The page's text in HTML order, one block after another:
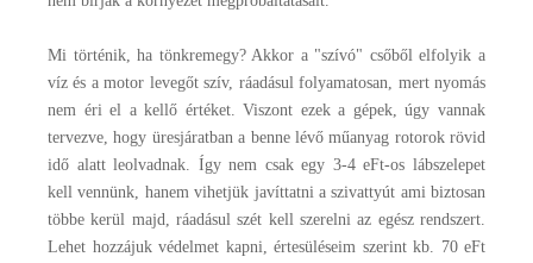
Mi történik, ha tönkremegy? Akkor a "szívó" csőből elfolyik a
víz és a motor levegőt szív, ráadásul folyamatosan, mert nyomás
nem éri el a kellő értéket. Viszont ezek a gépek, úgy vannak
tervezve, hogy üresjáratban a benne lévő műanyag rotorok rövid
idő alatt leolvadnak. Így nem csak egy 3-4 eFt-os lábszelepet
kell vennünk, hanem vihetjük javíttatni a szivattyút ami biztosan
többe kerül majd, ráadásul szét kell szerelni az egész rendszert.
Lehet hozzájuk védelmet kapni, értesüléseim szerint kb. 70 eFt